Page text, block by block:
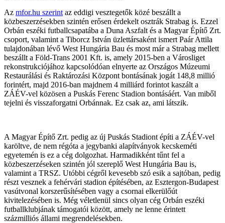
Az mfor.hu szerint az eddigi vesztegetők közé beszállt a
közbeszerzésekben szintén erősen érdekelt osztrák Strabag is. Ezzel
Orbán eszéki futballcsapatába a Duna Aszfalt és a Magyar Építő Zrt.
csoport, valamint a Tiborcz István üzlettársaként ismert Paár Attila
tulajdonában lévő West Hungária Bau és most már a Strabag mellett
beszállt a Föld-Trans 2001 Kft. is, amely 2015-ben a Városliget
rekonstrukciójához kapcsolódóan elnyerte az Országos Múzeumi
Restaurálási és Raktározási Központ bontásának jogát 148,8 millió
forintért, majd 2016-ban majdnem 4 milliárd forintot kaszált a
ZÁÉV-vel közösen a Puskás Ferenc Stadion bontásáért. Van miből
tejelni és visszaforgatni Orbánnak. Ez csak az, ami látszik.
A Magyar Építő Zrt. pedig az új Puskás Stadiont építi a ZÁÉV-vel
karöltve, de nem régóta a jegybanki alapítványok kecskeméti
egyetemén is ez a cég dolgozhat. Harmadikként tűnt fel a
közbeszerzéseken szintén jól szereplő West Hungária Bau is,
valamint a TRSZ. Utóbbi cégről kevesebb szó esik a sajtóban, pedig
részt vesznek a fehérvári stadion építésében, az Esztergon-Budapest
vasútvonal korszerűsítésében vagy a csornai elkerülőút
kivitelezésében is. Még véletlenül sincs olyan cég Orbán eszéki
futballklubjának támogatói között, amely ne lenne érintett
százmilliós állami megrendelésekben.